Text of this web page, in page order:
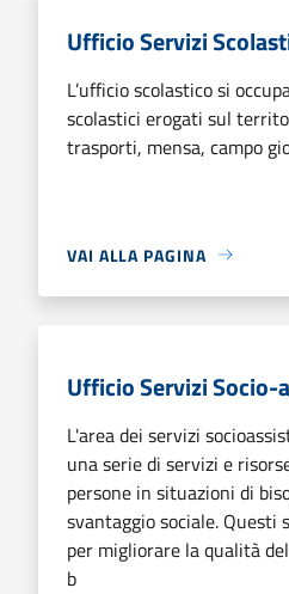
Ufficio Servizi
L’ufficio scolastico si
scolastici erogati sul
trasporti, mensa, campo
VAI ALLA PAGINA
Ufficio Servizi Socio-
L'area dei servizi
una serie di servizi e
persone in situazioni di
svantaggio sociale. Questi
per migliorare la qualità
b